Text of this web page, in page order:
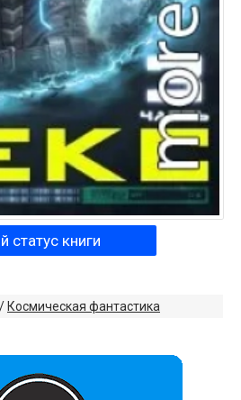
статус книги
/Космическая фантастика